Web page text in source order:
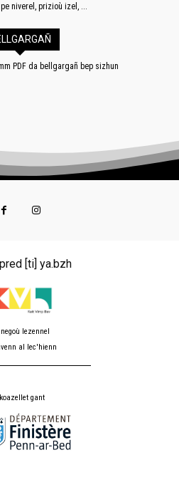
niverel, prizioù izel, ...
PDF da bellgargañ bep sizhun
[ti] ya.bzh
lezennel
al lec'hienn
gant